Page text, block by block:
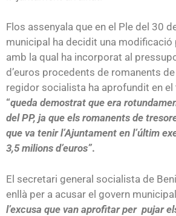
Flos assenyala que en el Ple del 30
municipal ha decidit una
amb la qual ha incorporat al
d’euros procedents de romanents de
regidor socialista ha aprofundit en
“queda demostrat que era
del PP, ja que els romanents de
que va tenir l’Ajuntament en l’últim
3,5 milions d’euros”.
El secretari general socialista de
enllà per a acusar el govern
l’excusa que van aprofitar per pujar